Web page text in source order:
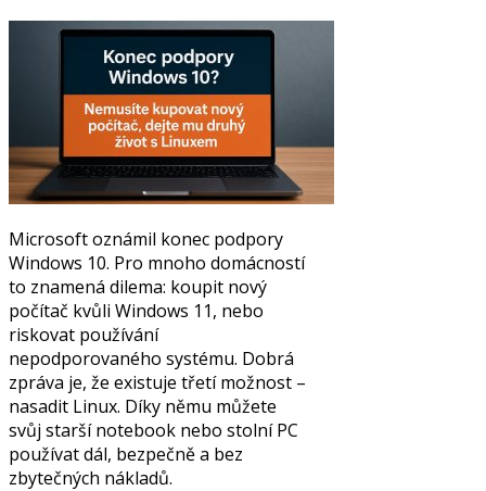
Microsoft oznámil konec podpory
Windows 10. Pro mnoho domácností
to znamená dilema: koupit nový
počítač kvůli Windows 11, nebo
riskovat používání
nepodporovaného systému. Dobrá
zpráva je, že existuje třetí možnost –
nasadit Linux. Díky němu můžete
svůj starší notebook nebo stolní PC
používat dál, bezpečně a bez
zbytečných nákladů.